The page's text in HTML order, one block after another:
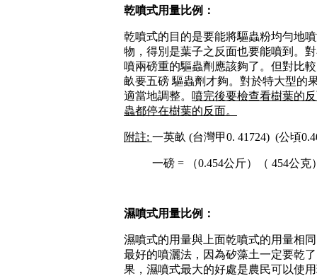
乾噴式用量比例：
乾噴式的目的是要能將驅蟲粉均勻地
物，得別是葉子之反面也要能噴到。
噴兩磅重的驅蟲劑應該夠了。但對比
畝要五磅 驅蟲劑才夠。對於特大型的
適當地調整。 噴完後要檢查看樹葉的
蟲都停在樹葉的反面。
附註: 一英畝 (台灣甲0. 41724) (公頃
一磅 = （0.454公斤）（ 454公克
濕噴式用量比例：
濕噴式的用量與上面乾噴式的用量相
最好的噴灑法，因為矽藻土一定要乾
果，濕噴式最大的好處是農民可以使